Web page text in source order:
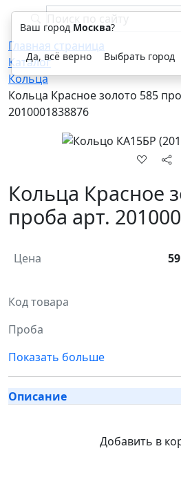
Главная страница
Каталог
Кольца
Кольца Красное золото 585
2010001838876
Кольца Красное
проба арт.
Цена
Код товара
Проба
Показать больше
Описание
Добавить в
Ваш город Москва?
Да, всё верно Выбрать город